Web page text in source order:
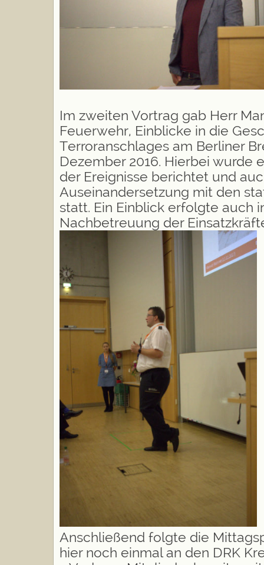
Im zweiten Vortrag gab Herr
Feuerwehr, Einblicke in die
Terroranschlages am Berliner
Dezember 2016. Hierbei wurde
der Ereignisse berichtet und
Auseinandersetzung mit den
statt. Ein Einblick erfolgte auch
Nachbetreuung der
Anschließend folgte die
hier noch einmal an den DRK